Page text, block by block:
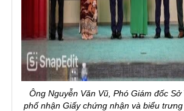
Ông Nguyễn Văn Vũ, Phó Giám đốc
phố nhận Giấy chứng nhận và biểu